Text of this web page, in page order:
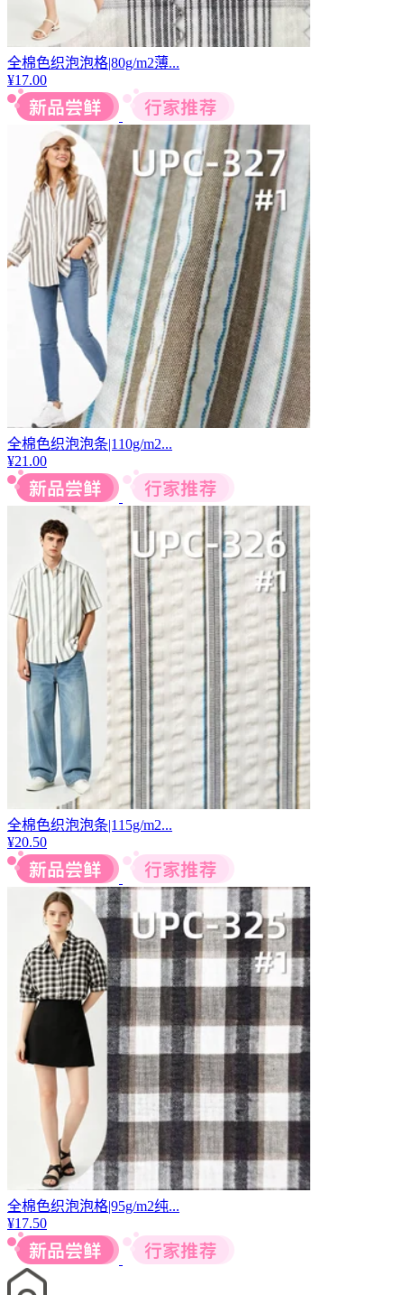
全棉色织泡泡格|80g/m2薄...
¥17.00
全棉色织泡泡条|110g/m2...
¥21.00
全棉色织泡泡条|115g/m2...
¥20.50
全棉色织泡泡格|95g/m2纯...
¥17.50